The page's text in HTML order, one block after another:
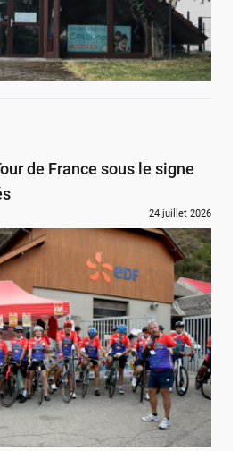
de France sous le signe
24 juillet 2026